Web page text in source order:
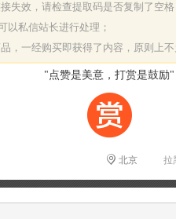
失效，请检查提取码是否复制了空
以私信站长进行处理；
，一经购买即获得了内容，原则上
"点赞是美意，打赏是鼓励"
北京 拉